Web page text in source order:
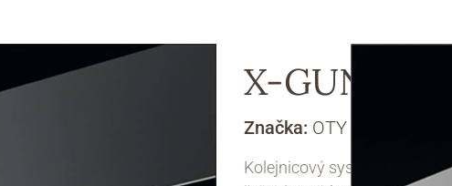
X-GUN2
Značka: OTY LIGHT
Kolejnicový systém X-Gun2